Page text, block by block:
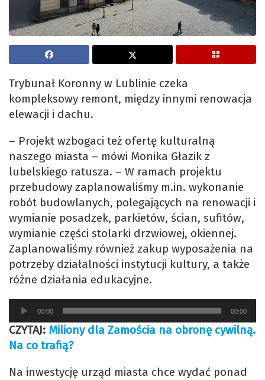
Trybunał Koronny w Lublinie czeka
kompleksowy remont, między innymi renowacja
elewacji i dachu.
– Projekt wzbogaci też ofertę kulturalną
naszego miasta – mówi Monika Głazik z
lubelskiego ratusza. – W ramach projektu
przebudowy zaplanowaliśmy m.in. wykonanie
robót budowlanych, polegających na renowacji i
wymianie posadzek, parkietów, ścian, sufitów,
wymianie części stolarki drzwiowej, okiennej.
Zaplanowaliśmy również zakup wyposażenia na
potrzeby działalności instytucji kultury, a także
różne działania edukacyjne.
Odtwarzacz
plików
dźwiękowych
00:00 00:00
CZYTAJ: Miliony dla Zamościa na obronę cywilną.
Na co trafią?
Na inwestycję urząd miasta chce wydać ponad